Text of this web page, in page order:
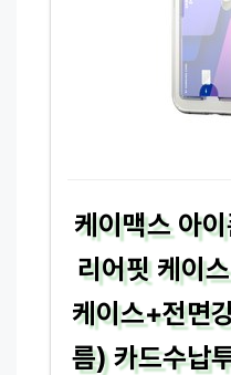
케이맥스 아
리어핏 케이
케이스+전면
름) 카드수납